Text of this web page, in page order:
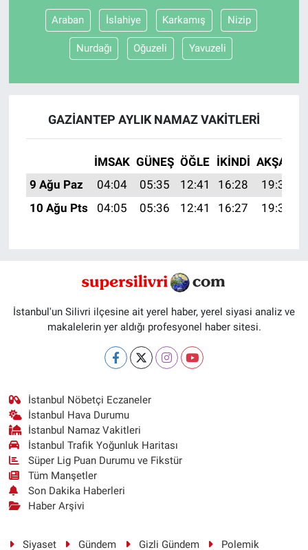
Araban İslahiye Karkamış Nizip
Nurdağı Oğuzeli Yavuzeli
GAZIANTEP AYLIK NAMAZ VAKITLERI
İMSAK GÜNEŞ ÖĞLE İKINDI AKŞAM
9 Ağu Paz
04:04 05:35 12:41 16:28 19:37
10 Ağu Pts
04:05 05:36 12:41 16:27 19:36
İstanbul'un Silivri ilçesine ait yerel haber, yerel siyasi analiz ve
makalelerin yer aldığı profesyonel haber sitesi.
İstanbul Nöbetçi Eczaneler
İstanbul Hava Durumu
İstanbul Namaz Vakitleri
İstanbul Trafik Yoğunluk Haritası
Süper Lig Puan Durumu ve Fikstür
Tüm Manşetler
Son Dakika Haberleri
Haber Arşivi
Siyaset Gündem Gizli Gündem Polemik